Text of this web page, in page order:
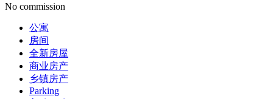
No commission
公寓
房间
全新房屋
商业房产
乡镇房产
Parking